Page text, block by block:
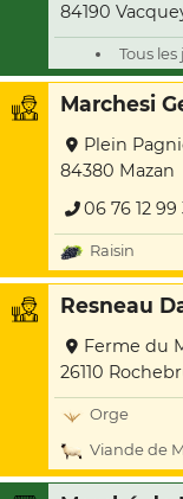
84190
Tous
Marchesi
Plein
84380 Mazan
06 76 12 99
Raisin
Resneau
Ferme du
26110
Orge
Viande de